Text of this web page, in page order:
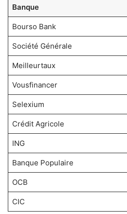
Banque
Bourso Bank
Société Générale
Meilleurtaux
Vousfinancer
Selexium
Crédit Agricole
ING
Banque Populaire
OCB
CIC